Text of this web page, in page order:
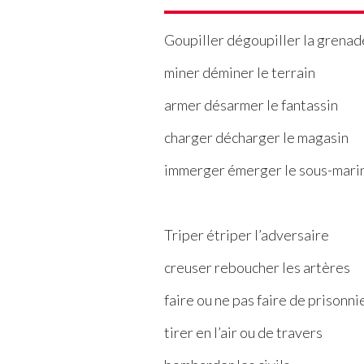
Goupiller dégoupiller la
miner déminer le terrain
armer désarmer le fantassin
charger décharger le magasin
immerger émerger le sous-
Triper étriper l’adversaire
creuser reboucher les artères
faire ou ne pas faire de
tirer en l’air ou de travers